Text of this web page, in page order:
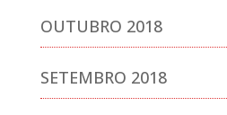
OUTUBRO 2018
SETEMBRO 2018